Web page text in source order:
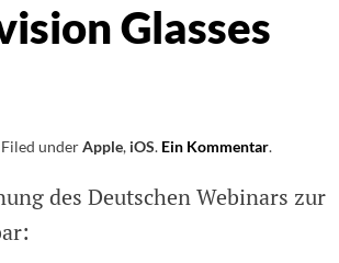
Glasses
Filed underApple, iOS. Ein Kommentaron
des
.
des Deutschen Webinars zur